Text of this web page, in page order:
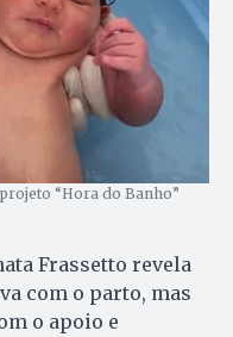
“Hora do Banho”
Frassetto revela
com o parto, mas
o apoio e